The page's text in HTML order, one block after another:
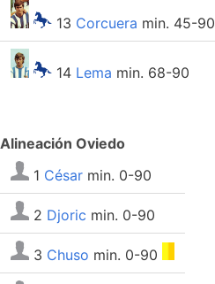
13 Corcuera min. 45-90
14 Lema min. 68-90
Alineación Oviedo
1 César min. 0-90
2 Djoric min. 0-90
3 Chuso min. 0-90